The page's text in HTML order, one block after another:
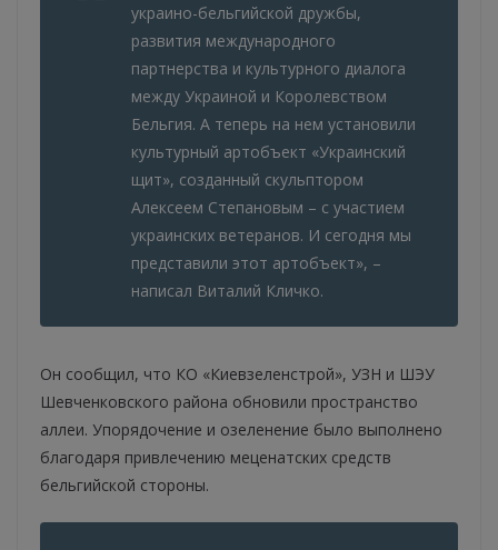
украино-бельгийской дружбы,
развития международного
партнерства и культурного диалога
между Украиной и Королевством
Бельгия. А теперь на нем установили
культурный артобъект «Украинский
щит», созданный скульптором
Алексеем Степановым – с участием
украинских ветеранов. И сегодня мы
представили этот артобъект», –
написал Виталий Кличко.
Он сообщил, что КО «Киевзеленстрой», УЗН и ШЭУ
Шевченковского района обновили пространство
аллеи. Упорядочение и озеленение было выполнено
благодаря привлечению меценатских средств
бельгийской стороны.